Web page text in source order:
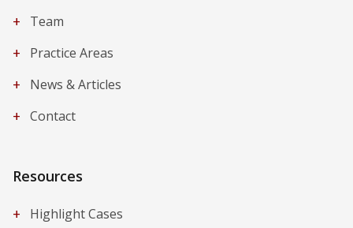
+ Team
+ Practice Areas
+ News & Articles
+ Contact
Resources
+
Highlight Cases